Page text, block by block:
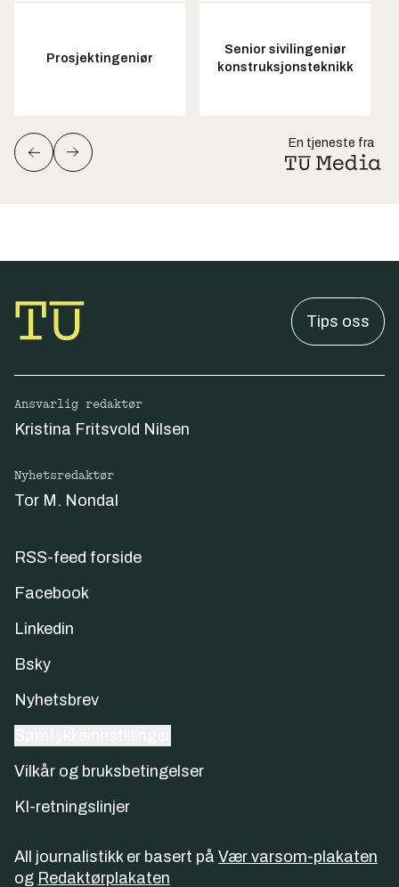
Prosjektingeniør
Senior sivilingeniør
konstruksjonsteknikk
En tjeneste fra
Tips oss
Ansvarlig redaktør
Kristina Fritsvold Nilsen
Nyhetsredaktør
Tor M. Nondal
RSS-feed forside
Facebook
Linkedin
Bsky
Nyhetsbrev
Vilkår og bruksbetingelser
KI-retningslinjer
All journalistikk er basert på Vær varsom-plakaten
og Redaktørplakaten